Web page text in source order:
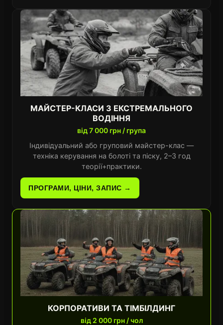
МАЙСТЕР-КЛАСИ З ЕКСТРЕМАЛЬНОГО
ВОДІННЯ
від 7 000 грн / група
Індивідуальний або груповий майстер-клас —
техніка керування на болоті та піску, 2–3 год
теорії+практики.
ПРОГРАМИ, ЦІНИ, ЗАПИС →
КОРПОРАТИВИ ТА ТІМБІЛДИНГ
від 2 000 грн / чол